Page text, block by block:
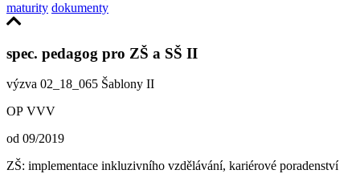
maturity dokumenty
spec. pedagog pro ZŠ a SŠ II
výzva 02_18_065 Šablony II
OP VVV
od 09/2019
ZŠ: implementace inkluzivního vzdělávání, kariérové poradenství